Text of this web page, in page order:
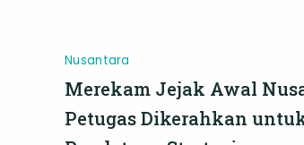
Nusantara
Merekam Jejak Awal
Petugas Dikerahkan